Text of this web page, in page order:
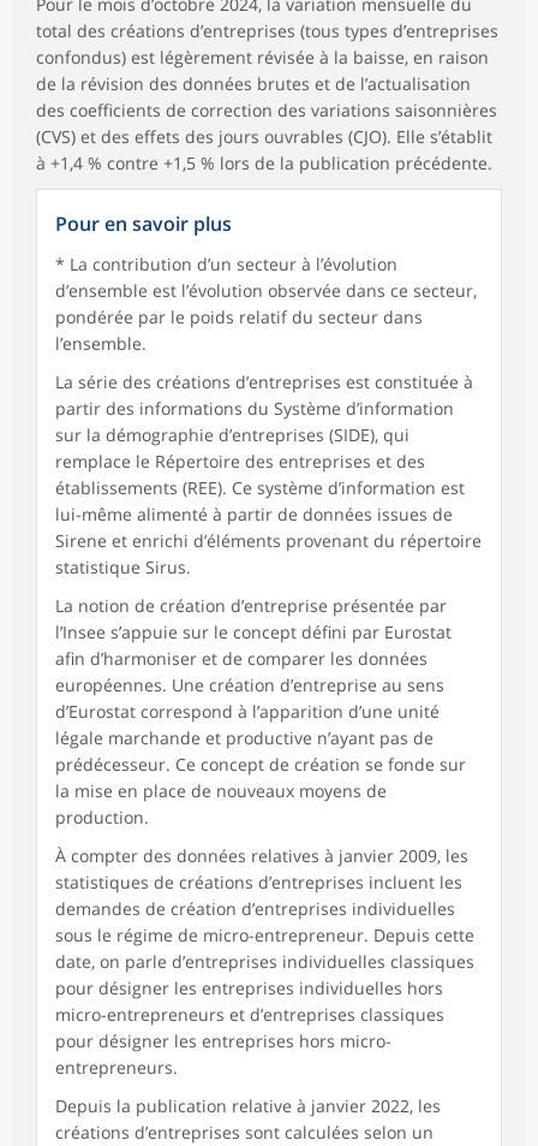
total des créations d’entreprises (tous types d’entreprises
confondus) est légèrement révisée à la baisse, en raison
de la révision des données brutes et de l’actualisation
des coefficients de correction des variations saisonnières
(CVS) et des effets des jours ouvrables (CJO). Elle s’établit
à +1,4 % contre +1,5 % lors de la publication précédente.
Pour en savoir plus
* La contribution d’un secteur à l’évolution
d’ensemble est l’évolution observée dans ce secteur,
pondérée par le poids relatif du secteur dans
l’ensemble.
La série des créations d’entreprises est constituée à
partir des informations du Système d’information
sur la démographie d’entreprises (SIDE), qui
remplace le Répertoire des entreprises et des
établissements (REE). Ce système d’information est
lui-même alimenté à partir de données issues de
Sirene et enrichi d’éléments provenant du répertoire
statistique Sirus.
La notion de création d’entreprise présentée par
l’Insee s’appuie sur le concept défini par Eurostat
afin d’harmoniser et de comparer les données
européennes. Une création d’entreprise au sens
d’Eurostat correspond à l’apparition d’une unité
légale marchande et productive n’ayant pas de
prédécesseur. Ce concept de création se fonde sur
la mise en place de nouveaux moyens de
production.
À compter des données relatives à janvier 2009, les
statistiques de créations d’entreprises incluent les
demandes de création d’entreprises individuelles
sous le régime de micro-entrepreneur. Depuis cette
date, on parle d’entreprises individuelles classiques
pour désigner les entreprises individuelles hors
micro-entrepreneurs et d’entreprises classiques
pour désigner les entreprises hors micro-
entrepreneurs.
Depuis la publication relative à janvier 2022, les
créations d’entreprises sont calculées selon un